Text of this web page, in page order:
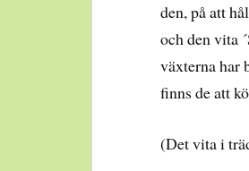
den, på att
och den vita
växterna har
finns de att
(Det vita i